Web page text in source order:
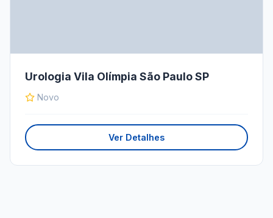
Urologia Vila Olímpia São Paulo SP
Novo
Ver Detalhes